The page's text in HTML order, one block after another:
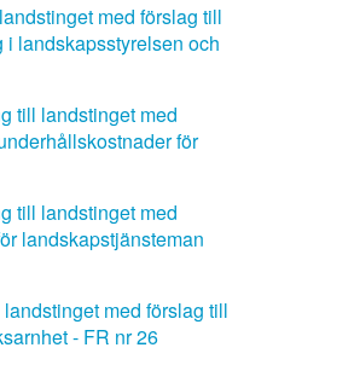
med förslag till
landskapsstyrelsen och
till landstinget med
för
till landstinget med
landskapstjänsteman
med förslag till
- FR nr 26